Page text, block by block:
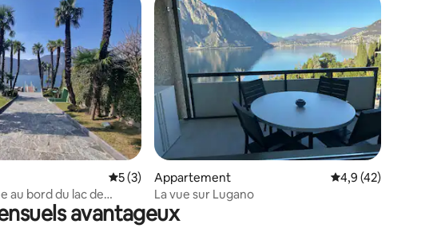
de 110 commentaires : 4,98 sur 5Évaluation moyenne sur la base de 3 commentaires : 5 sur 5
5 (3)
au bord du lac de
Appartement Évaluation
4,9 (42)
La vue sur Lugano
avantageux